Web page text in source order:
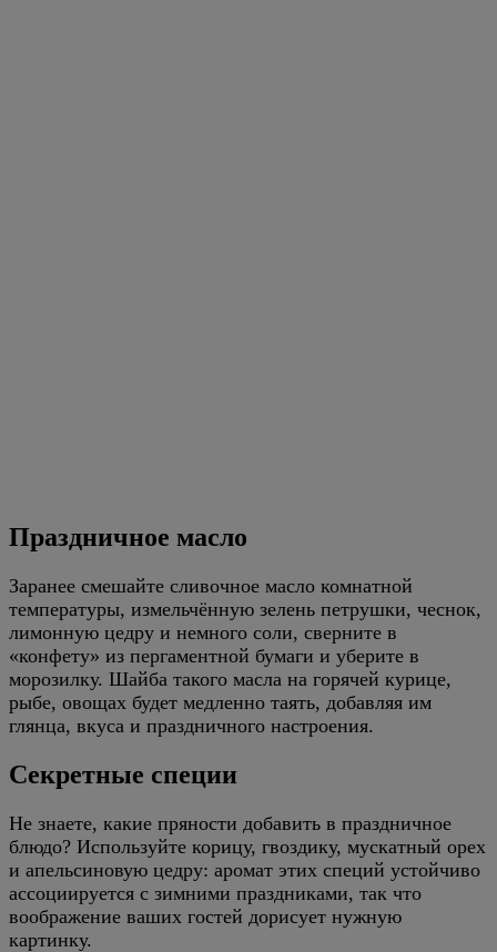
Праздничное масло
Заранее смешайте сливочное масло комнатной
температуры, измельчённую зелень петрушки, чеснок,
лимонную цедру и немного соли, сверните в
«конфету» из пергаментной бумаги и уберите в
морозилку. Шайба такого масла на горячей курице,
рыбе, овощах будет медленно таять, добавляя им
глянца, вкуса и праздничного настроения.
Секретные специи
Не знаете, какие пряности добавить в праздничное
блюдо? Используйте корицу, гвоздику, мускатный орех
и апельсиновую цедру: аромат этих специй устойчиво
ассоциируется с зимними праздниками, так что
воображение ваших гостей дорисует нужную
картинку.